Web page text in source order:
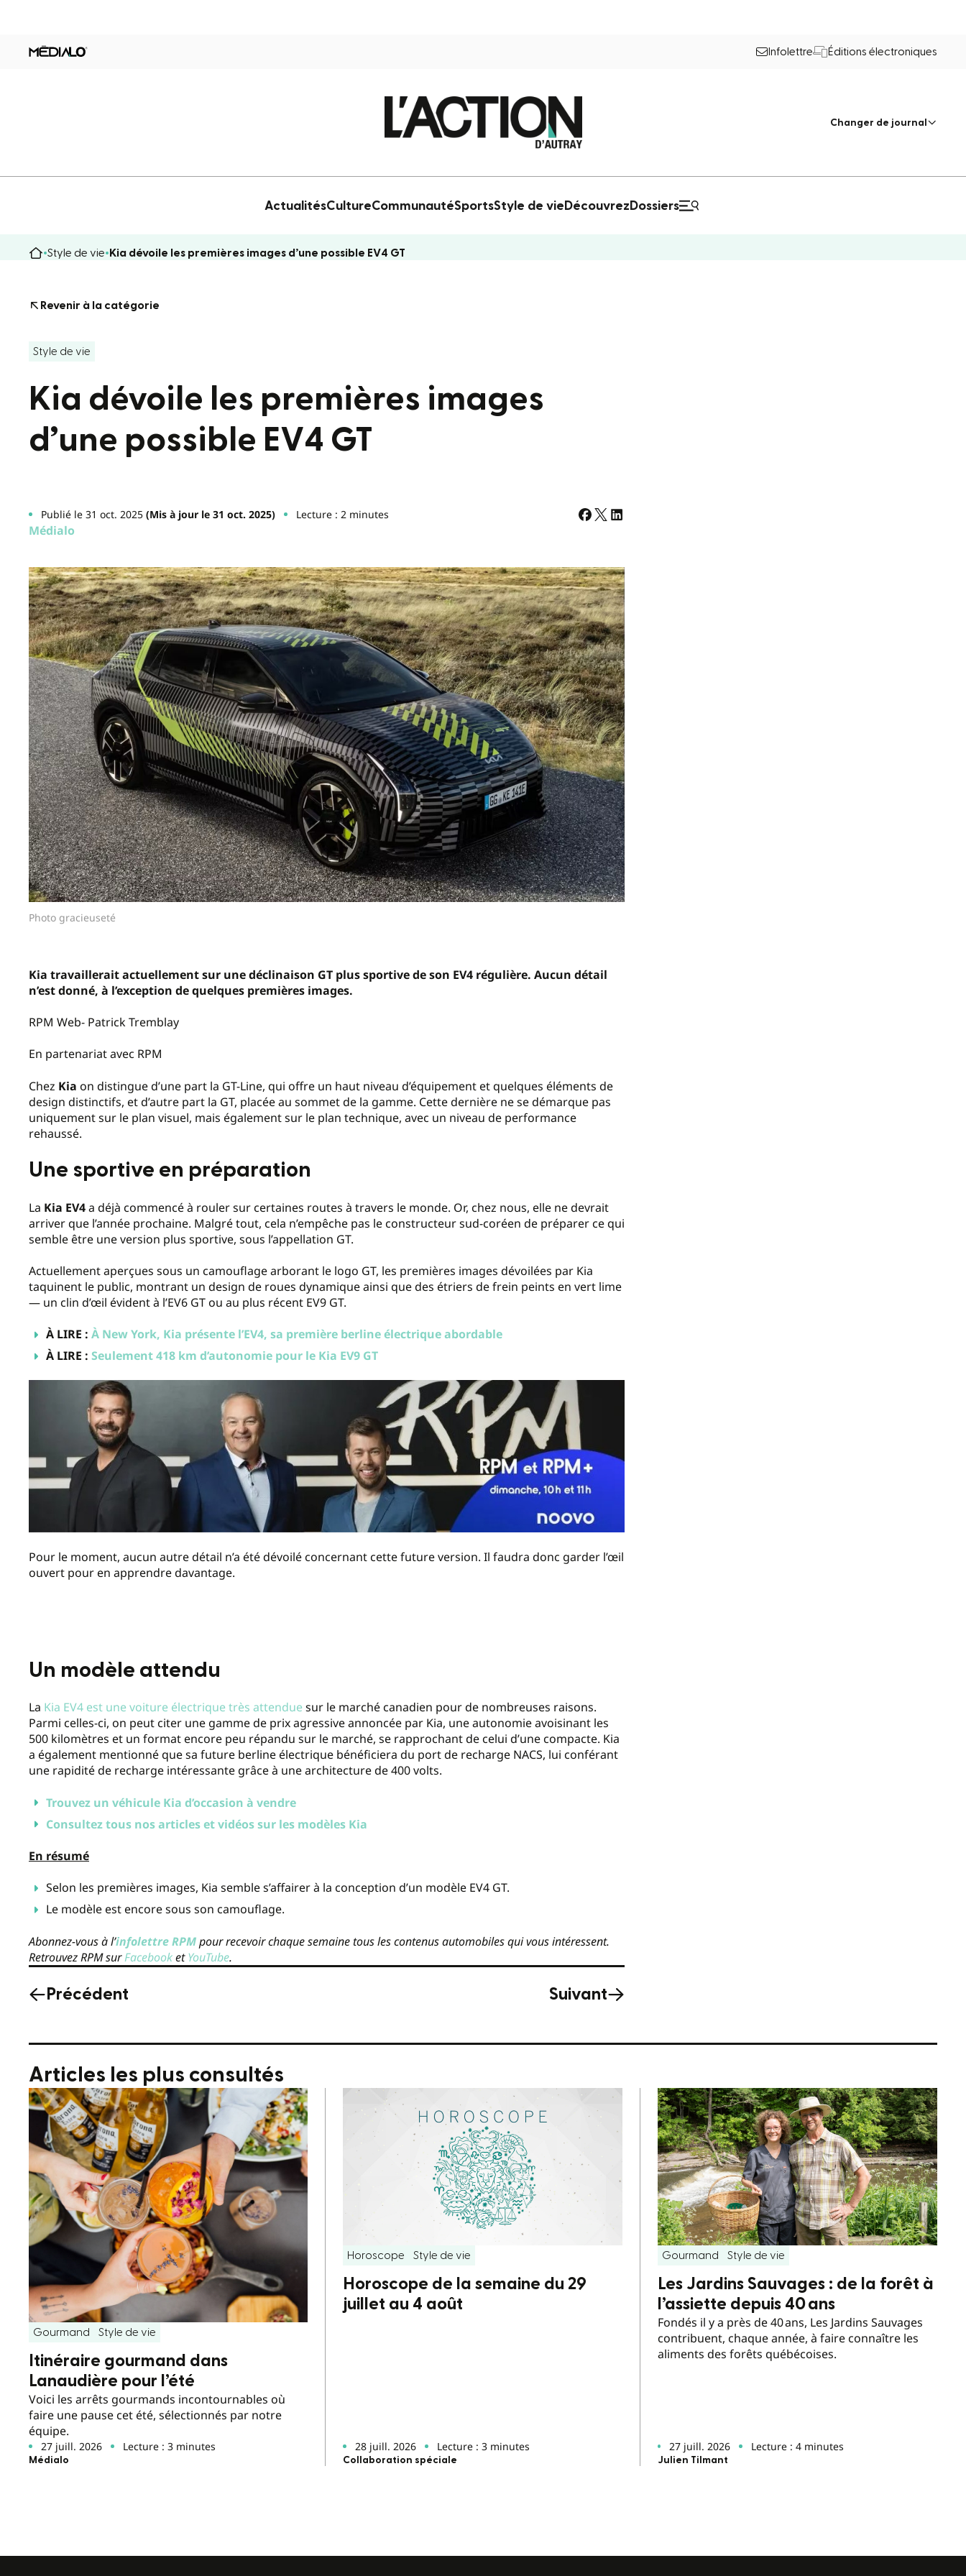
Infolettre Éditions électroniques
Changer de journal
ActualitésCultureCommunautéSportsStyle de vie Découvrez Dossiers
Style de vie Kia dévoile les premières images d’une possible EV4 GT
Revenir à la catégorie
Style de vie
Kia dévoile les premières images
d’une possible EV4 GT
Publié le 31 oct. 2025(Mis à jour le 31 oct. 2025) Lecture : 2 minutes
Médialo
Photo gracieuseté
Kia travaillerait actuellement sur une déclinaison GT plus sportive de son EV4 régulière. Aucun détail
n’est donné, à l’exception de quelques premières images.
RPM Web- Patrick Tremblay
En partenariat avec RPM
Chez Kia on distingue d’une part la GT-Line, qui offre un haut niveau d’équipement et quelques éléments de
design distinctifs, et d’autre part la GT, placée au sommet de la gamme. Cette dernière ne se démarque pas
uniquement sur le plan visuel, mais également sur le plan technique, avec un niveau de performance
rehaussé.
Une sportive en préparation
La Kia EV4a déjà commencé à rouler sur certaines routes à travers le monde. Or, chez nous, elle ne devrait
arriver que l’année prochaine. Malgré tout, cela n’empêche pas le constructeur sud-coréen de préparer ce qui
semble être une version plus sportive, sous l’appellation GT.
Actuellement aperçues sous un camouflage arborant le logo GT, les premières images dévoilées par Kia
taquinent le public, montrant un design de roues dynamique ainsi que des étriers de frein peints en vert lime
— un clin d’œil évident à l’EV6 GT ou au plus récent EV9 GT.
À LIRE : À New York, Kia présente l’EV4, sa première berline électrique abordable
À LIRE : Seulement 418 km d’autonomie pour le Kia EV9 GT
Pour le moment, aucun autre détail n’a été dévoilé concernant cette future version. Il faudra donc garder l’œil
ouvert pour en apprendre davantage.
Un modèle attendu
La Kia EV4 est une voiture électrique très attenduesur le marché canadien pour de nombreuses raisons.
Parmi celles-ci, on peut citer une gamme de prix agressive annoncée par Kia, une autonomie avoisinant les
500 kilomètres et un format encore peu répandu sur le marché, se rapprochant de celui d’une compacte. Kia
a également mentionné que sa future berline électrique bénéficiera du port de recharge NACS, lui conférant
une rapidité de recharge intéressante grâce à une architecture de 400 volts.
Trouvez un véhicule Kia d’occasion à vendre
Consultez tous nos articles et vidéos sur les modèles Kia
En résumé
Selon les premières images, Kia semble s’affairer à la conception d’un modèle EV4 GT.
Le modèle est encore sous son camouflage.
Abonnez-vous à l’infolettre RPMpour recevoir chaque semaine tous les contenus automobiles qui vous intéressent.
Retrouvez RPM surFacebooketYouTube.
Précédent Suivant
Articles les plus consultés
Gourmand Style de vie
Itinéraire gourmand dans
Lanaudière pour l’été
Voici les arrêts gourmands incontournables où
faire une pause cet été, sélectionnés par notre
équipe.
27 juill. 2026 Lecture : 3 minutes
Médialo
Horoscope Style de vie
Horoscope de la semaine du 29
juillet au 4 août
28 juill. 2026 Lecture : 3 minutes
Collaboration spéciale
Gourmand Style de vie
Les Jardins Sauvages : de la forêt à
l’assiette depuis 40 ans
Fondés il y a près de 40 ans, Les Jardins Sauvages
contribuent, chaque année, à faire connaître les
aliments des forêts québécoises.
27 juill. 2026 Lecture : 4 minutes
Julien Tilmant